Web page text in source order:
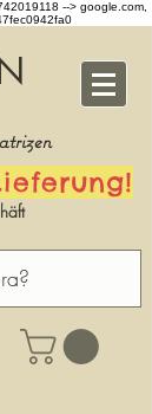
--> google.com,